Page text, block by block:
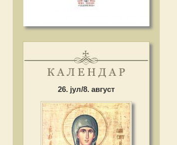
26. јул/8. август